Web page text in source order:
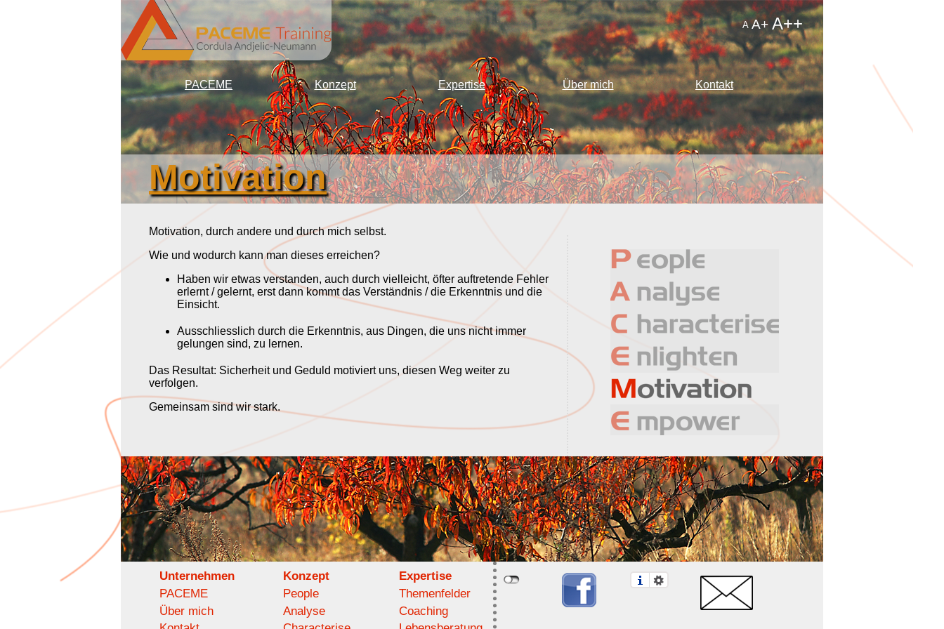
AA+ A++
PACEME Konzept Expertise Über mich Kontakt
Motivation
Motivation, durch andere und durch mich selbst.
Wie und wodurch kann man dieses erreichen?
Haben wir etwas verstanden, auch durch vielleicht, öfter auftretende Fehler
erlernt / gelernt, erst dann kommt das Verständnis / die Erkenntnis und die
Einsicht.
Ausschliesslich durch die Erkenntnis, aus Dingen, die uns nicht immer
gelungen sind, zu lernen.
Das Resultat: Sicherheit und Geduld motiviert uns, diesen Weg weiter zu
verfolgen.
Gemeinsam sind wir stark.
Unternehmen
PACEME
Über mich
Konzept
People
Analyse
Expertise
Themenfelder
Coaching